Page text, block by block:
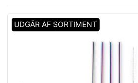
UDGÅR AF SORTIMENT